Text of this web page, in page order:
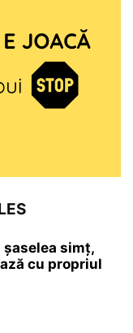
șaselea simț,
cu propriul